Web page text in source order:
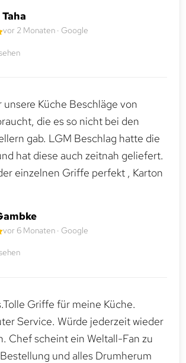
vor 2 Monaten · Google
unsere Küche Beschläge von
die es so nicht bei den
gab. LGM Beschlag hatte die
hat diese auch zeitnah geliefert.
einzelnen Griffe perfekt , Karton
vor 6 Monaten · Google
Griffe für meine Küche.
Service. Würde jederzeit wieder
Chef scheint ein Weltall-Fan zu
und alles Drumherum